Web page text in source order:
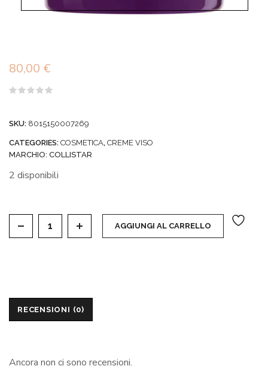
80,00 €
5
SKU: 8015150007269
CATEGORIES: COSMETICA, CREME VISO
MARCHIO: COLLISTAR
2 disponibili
UNICA - CREMA RIDENSIFICANTE
AGGIUNGI AL CARRELLO
RECENSIONI (0)
Ancora non ci sono recensioni.